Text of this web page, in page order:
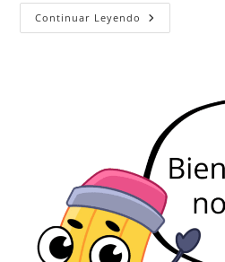
Continuar Leyendo L’impératif